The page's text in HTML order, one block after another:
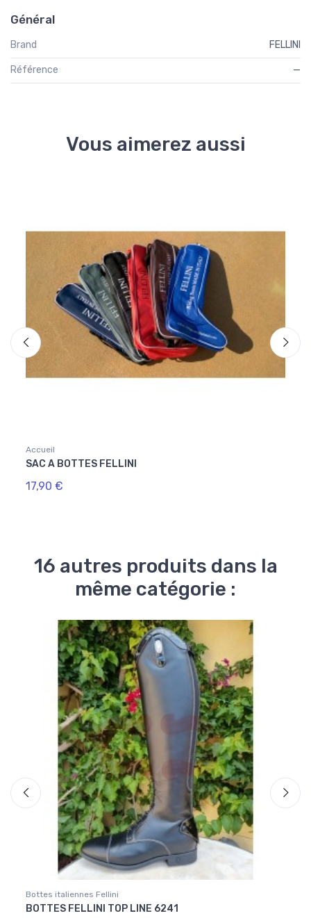
Général
Brand FELLINI
Référence —
Vous aimerez aussi
Accueil
SAC A BOTTES FELLINI
17,90 €
16 autres produits dans la
même catégorie :
Bottes italiennes Fellini
BOTTES FELLINI TOP LINE 6241